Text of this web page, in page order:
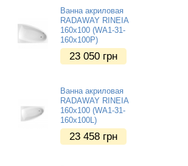
Ванна акриловая
RADAWAY RINEIA
160x100 (WA1-31-
160x100P)
23 050 грн
Ванна акриловая
RADAWAY RINEIA
160x100 (WA1-31-
160x100L)
23 458 грн